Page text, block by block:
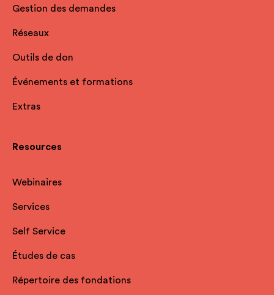
Gestion des demandes
Réseaux
Outils de don
Événements et formations
Extras
Resources
Webinaires
Services
Self Service
Études de cas
Répertoire des fondations